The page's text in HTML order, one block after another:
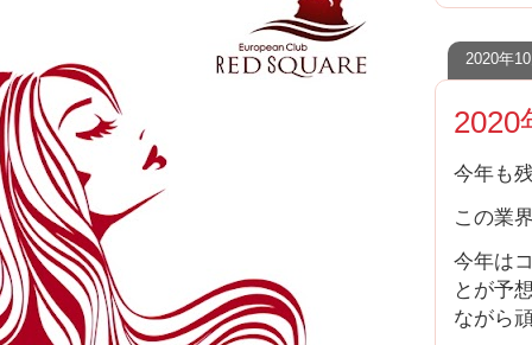
2020年
今年も
この業
今年は
とが予
ながら